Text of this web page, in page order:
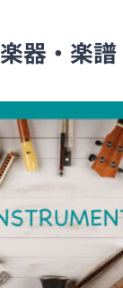
楽器・楽譜